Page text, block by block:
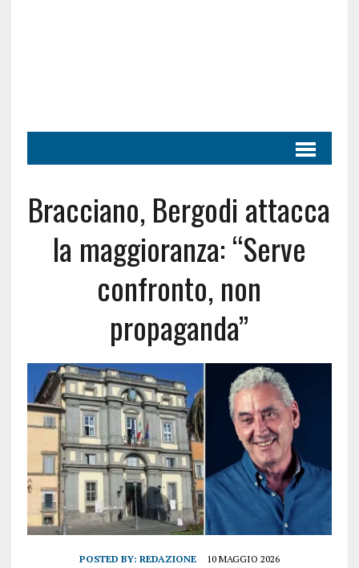
Bracciano, Bergodi attacca
la maggioranza: “Serve
confronto, non
propaganda”
POSTED BY: REDAZIONE 10 MAGGIO 2026